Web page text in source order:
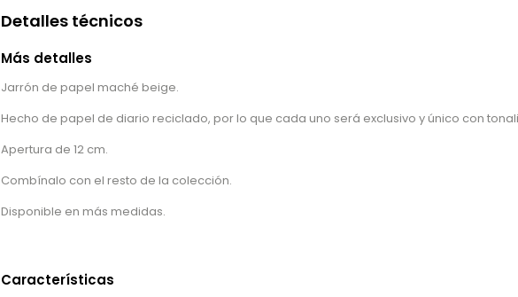
Detalles técnicos
Más detalles
Jarrón de papel maché beige.
Hecho de papel de diario reciclado, por lo que cada uno será exclusivo y único con
Apertura de 12 cm.
Combínalo con el resto de la colección.
Disponible en más medidas.
Características